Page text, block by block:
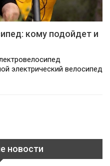
кому подойдет и
электрический велосипед
новости